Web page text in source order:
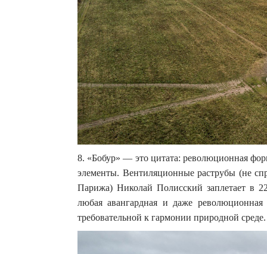
8. «Бобур» — это цитата: революционная
элементы. Вентиляционные раструбы (не
Парижа) Николай Полисский заплетает в
любая авангардная и даже
требовательной к гармонии природной среде.